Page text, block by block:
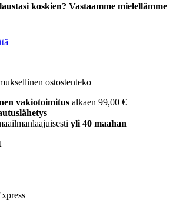
koskien? Vastaamme mielellämme
ostostenteko
vakiotoimitus alkaen 99,00 €
yli 40 maahan